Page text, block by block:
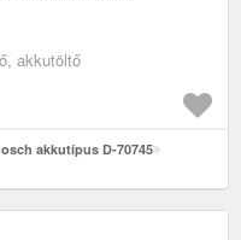
akkutöltő
akkutípus D-70745